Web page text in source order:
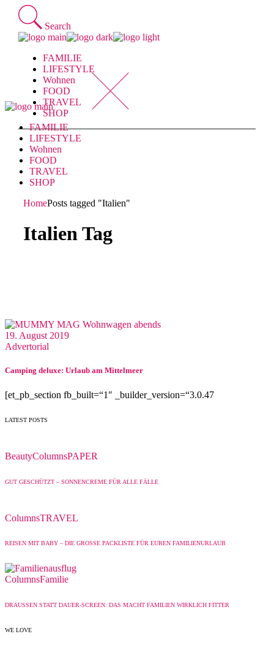
Skip
content
Search
FAMILIE
LIFESTYLE
Wohnen
FOOD
TRAVEL
SHOP
FAMILIE
LIFESTYLE
Wohnen
FOOD
TRAVEL
SHOP
HomePosts tagged "Italien"
Italien Tag
19. August 2019
Advertorial
Camping deluxe: Urlaub am Mittelmeer
[et_pb_section fb_built=“1″ _builder_version=“3.0.47
LATEST POSTS
BeautyColumnsPAPER
GUT GESCHÜTZT – SONNENCREME FÜR ALLE FÄLLE
ColumnsTRAVEL
REISEN MIT BABY – DIE GROSSE PACKLISTE FÜR EUREN FAMILIENURLAUB
ColumnsFamilie
DRAUSSEN STATT DAUER-SCREEN: DAS MACHT FAMILIEN WIRKLICH FITTER
WE LOVE